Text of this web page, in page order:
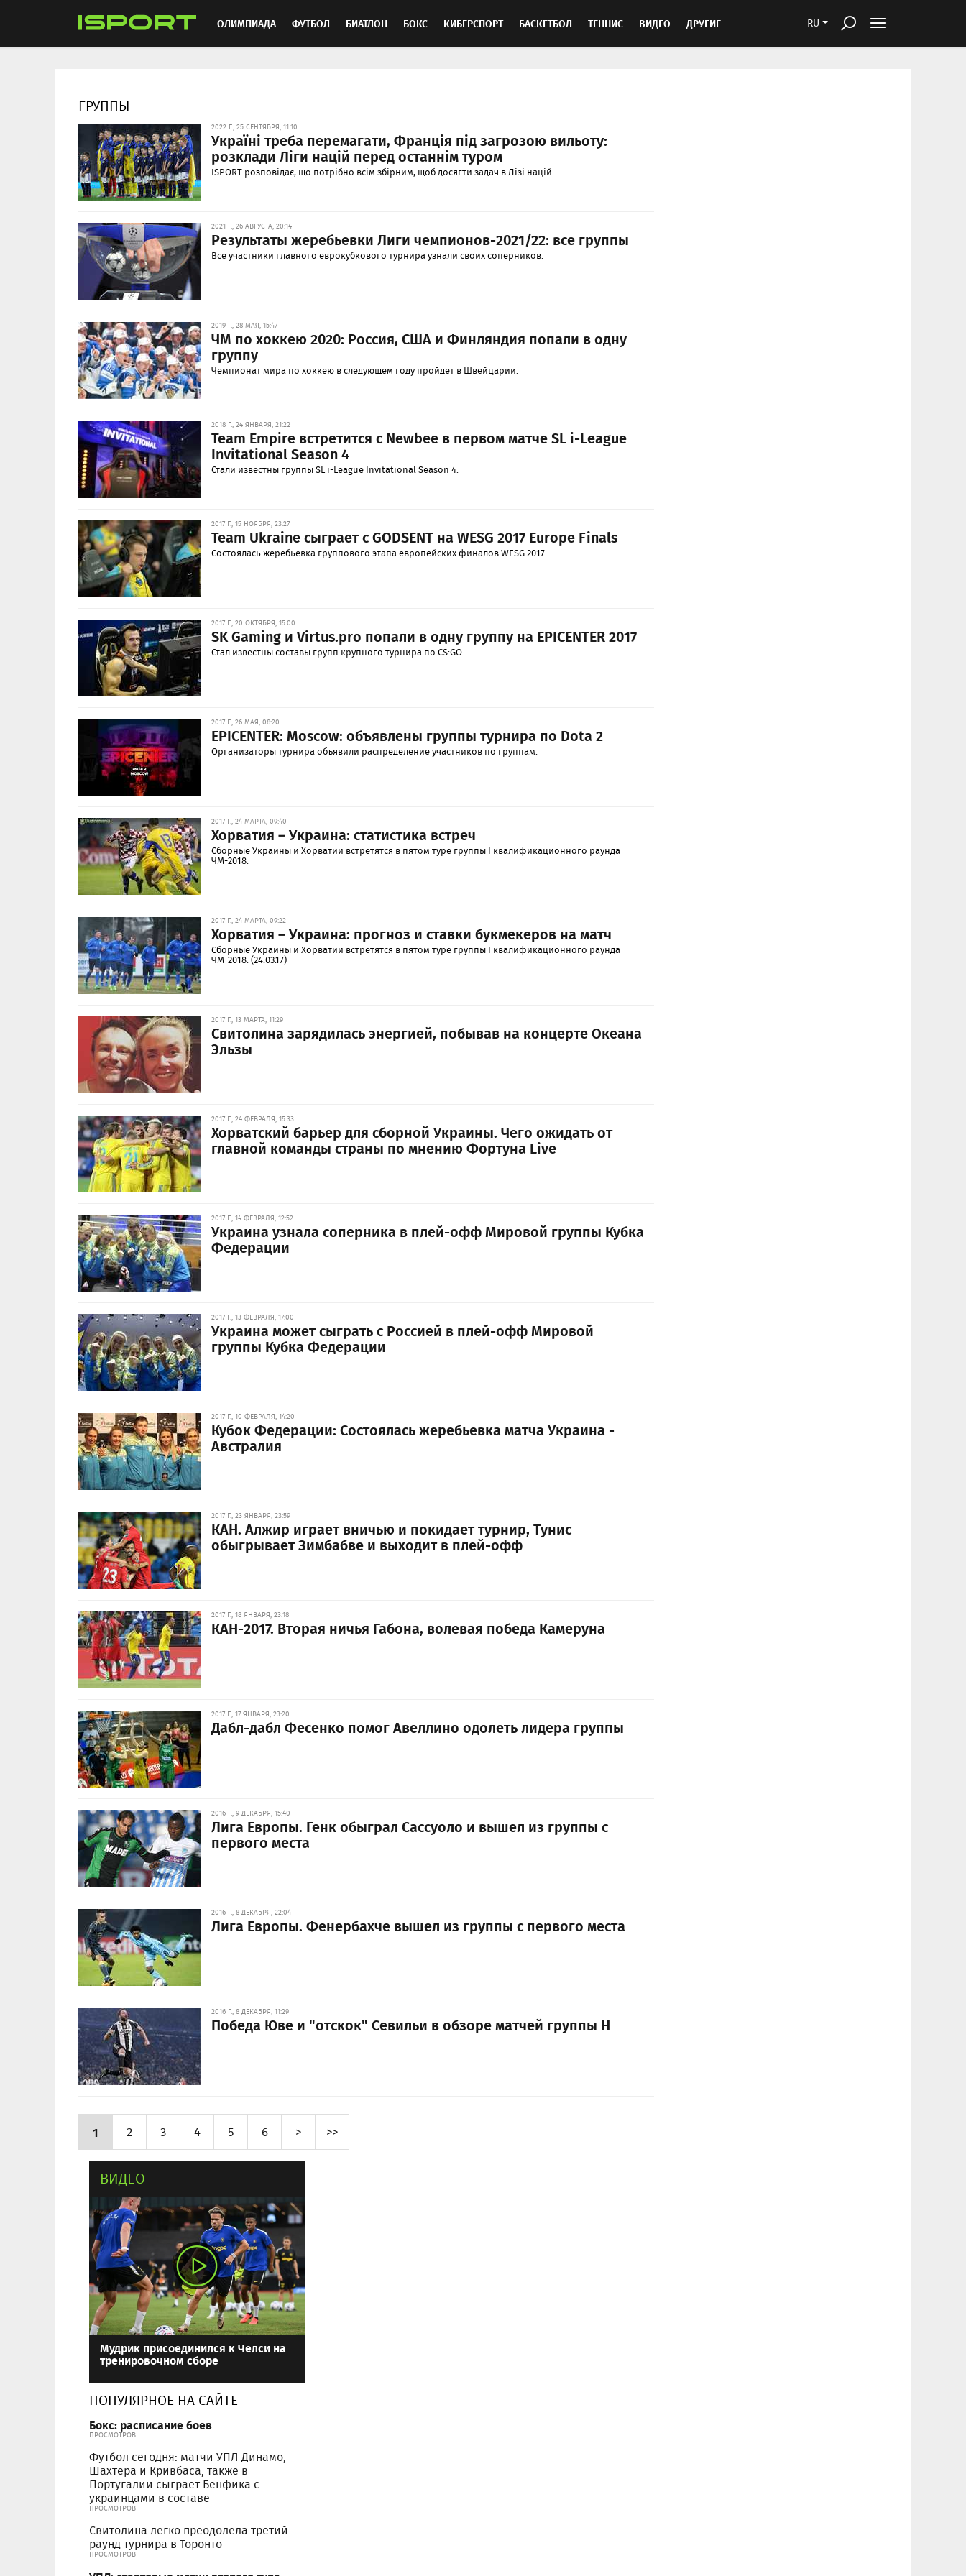
RU
ОЛИМПИАДА ФУТБОЛ БИАТЛОН БОКС КИБЕРСПОРТ БАСКЕТБОЛ ТЕННИС ВИДЕО ДРУГИЕ
ГРУППЫ
2022 Г., 25 СЕНТЯБРЯ, 11:10
Україні треба перемагати, Франція під загрозою вильоту:
розклади Ліги націй перед останнім туром
ISPORT розповідає, що потрібно всім збірним, щоб досягти задач в Лізі націй.
2021 Г., 26 АВГУСТА, 20:14
Результаты жеребьевки Лиги чемпионов-2021/22: все группы
Все участники главного еврокубкового турнира узнали своих соперников.
2019 Г., 28 МАЯ, 15:47
ЧМ по хоккею 2020: Россия, США и Финляндия попали в одну
группу
Чемпионат мира по хоккею в следующем году пройдет в Швейцарии.
2018 Г., 24 ЯНВАРЯ, 21:22
Team Empire встретится с Newbee в первом матче SL i-League
Invitational Season 4
Стали известны группы SL i-League Invitational Season 4.
2017 Г., 15 НОЯБРЯ, 23:27
Team Ukraine сыграет с GODSENT на WESG 2017 Europe Finals
Состоялась жеребьевка группового этапа европейских финалов WESG 2017.
2017 Г., 20 ОКТЯБРЯ, 15:00
SK Gaming и Virtus.pro попали в одну группу на EPICENTER 2017
Стал известны составы групп крупного турнира по CS:GO.
2017 Г., 26 МАЯ, 08:20
EPICENTER: Moscow: объявлены группы турнира по Dota 2
Организаторы турнира объявили распределение участников по группам.
2017 Г., 24 МАРТА, 09:40
Хорватия – Украина: статистика встреч
Сборные Украины и Хорватии встретятся в пятом туре группы I квалификационного раунда
ЧМ-2018.
2017 Г., 24 МАРТА, 09:22
Хорватия – Украина: прогноз и ставки букмекеров на матч
Сборные Украины и Хорватии встретятся в пятом туре группы I квалификационного раунда
ЧМ-2018. (24.03.17)
2017 Г., 13 МАРТА, 11:29
Свитолина зарядилась энергией, побывав на концерте Океана
Эльзы
2017 Г., 24 ФЕВРАЛЯ, 15:33
Хорватский барьер для сборной Украины. Чего ожидать от
главной команды страны по мнению Фортуна Live
2017 Г., 14 ФЕВРАЛЯ, 12:52
Украина узнала соперника в плей-офф Мировой группы Кубка
Федерации
2017 Г., 13 ФЕВРАЛЯ, 17:00
Украина может сыграть с Россией в плей-офф Мировой
группы Кубка Федерации
2017 Г., 10 ФЕВРАЛЯ, 14:20
Кубок Федерации: Состоялась жеребьевка матча Украина -
Австралия
2017 Г., 23 ЯНВАРЯ, 23:59
КАН. Алжир играет вничью и покидает турнир, Тунис
обыгрывает Зимбабве и выходит в плей-офф
2017 Г., 18 ЯНВАРЯ, 23:18
КАН-2017. Вторая ничья Габона, волевая победа Камеруна
2017 Г., 17 ЯНВАРЯ, 23:20
Дабл-дабл Фесенко помог Авеллино одолеть лидера группы
2016 Г., 9 ДЕКАБРЯ, 15:40
Лига Европы. Генк обыграл Сассуоло и вышел из группы с
первого места
2016 Г., 8 ДЕКАБРЯ, 22:04
Лига Европы. Фенербахче вышел из группы с первого места
2016 Г., 8 ДЕКАБРЯ, 11:29
Победа Юве и "отскок" Севильи в обзоре матчей группы Н
1 2 3 4 5 6 > >>
ВИДЕО
Мудрик присоединился к Челси на
тренировочном сборе
ПОПУЛЯРНОЕ НА САЙТЕ
Бокс: расписание боев
ПРОСМОТРОВ
Футбол сегодня: матчи УПЛ Динамо,
Шахтера и Кривбаса, также в
Португалии сыграет Бенфика с
украинцами в составе
ПРОСМОТРОВ
Свитолина легко преодолела третий
раунд турнира в Торонто
ПРОСМОТРОВ